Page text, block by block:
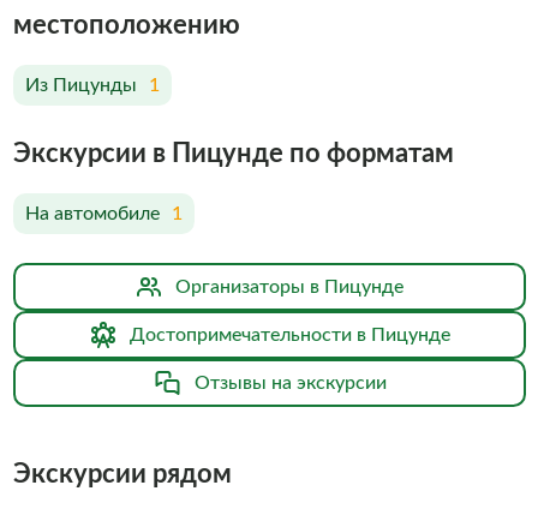
меcтоположению
Из Пицунды 1
Экскурсии в Пицунде по форматам
На автомобиле 1
Организаторы в Пицунде
Достопримечательности в Пицунде
Отзывы на экскурсии
Экскурсии рядом